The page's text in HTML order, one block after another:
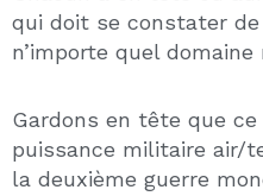
Pour être plus précis
assurant lasécurité
Il faut qu’il y ait un
permettant d’accueillir
quiassurent des